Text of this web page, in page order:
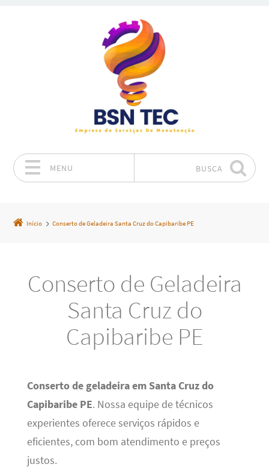
MENU BUSCA
Início Conserto de Geladeira Santa Cruz do Capibaribe PE
Conserto de Geladeira
Santa Cruz do
Capibaribe PE
Conserto de geladeira em Santa Cruz do
Capibaribe PE. Nossa equipe de técnicos
experientes oferece serviços rápidos e
eficientes, com bom atendimento e preços
justos.